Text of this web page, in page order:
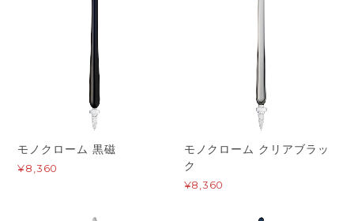
モノクローム 黒磁
¥8,360
モノクローム クリアブラッ
ク
¥8,360